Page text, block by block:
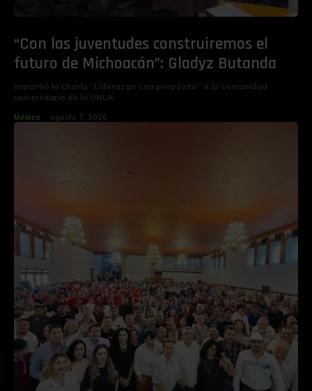
“Con las juventudes construiremos el
futuro de Michoacán”: Gladyz Butanda
Impartió la charla “Liderazgo con propósito” a la comunidad
universitaria de la UNLA
México agosto 7, 2026